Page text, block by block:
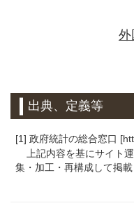
外
出典、定義等
[1] 政府統計の総合窓口
上記内容を基にサイト
集・加工・再構成して掲載